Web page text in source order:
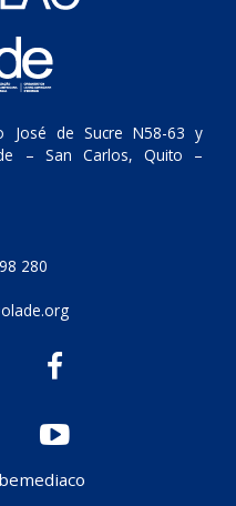
José de Sucre N58-63 y
– San Carlos, Quito –
280